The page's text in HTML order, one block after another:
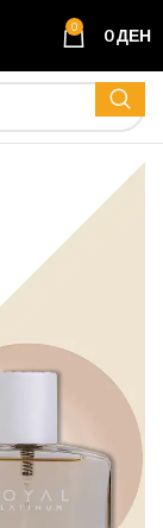
0 0ДЕН